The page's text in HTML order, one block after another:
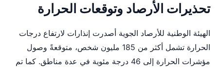
تحذيرات الأرصاد وتوقعات الحرارة
الهيئة الوطنية للأرصاد الجوية أصدرت إنذارات لارتفاع درجات
الحرارة تشمل أكثر من 185 مليون شخص، متوقعةً وصول
مؤشرات الحرارة إلى 46 درجة مئوية في عدة مناطق. كما تم